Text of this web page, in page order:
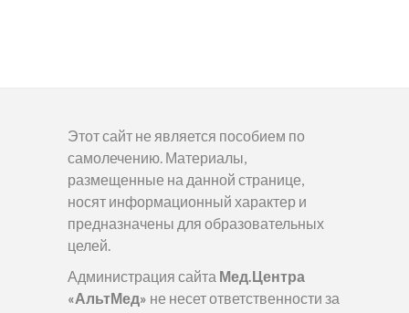
Этот сайт не является пособием по
самолечению. Материалы,
размещенные на данной странице,
носят информационный характер и
предназначены для образовательных
целей.
Администрация сайта Мед.Центра
«АльтМед» не несет ответственности за